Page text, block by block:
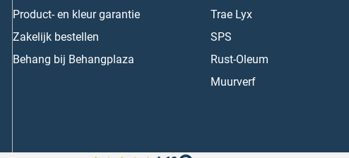
Product- en kleur garantie
Zakelijk bestellen
Behang bij Behangplaza
Trae Lyx
SPS
Rust-Oleum
Muurverf